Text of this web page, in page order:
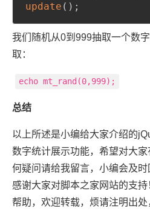
update ( ) ;
我们随机从0到999抽取一个数
取：
echo mt_rand(0,999);
总结
以上所述是小编给大家介绍的
数字统计展示功能，希望对大
何疑问请给我留言，小编会及
感谢大家对脚本之家网站的支
帮助，欢迎转载，烦请注明出处